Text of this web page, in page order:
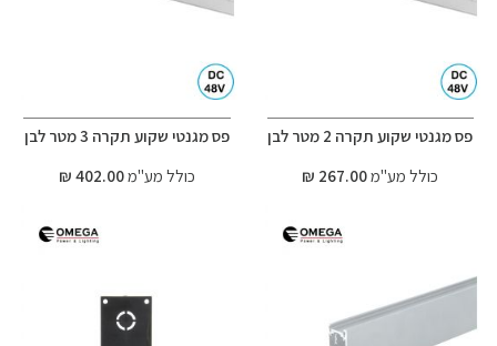
פס מגנטי שקוע תקרה 2 מטר לבן
כולל מע"מ267.00 ₪
פס מגנטי שקוע תקרה 3 מטר לבן
כולל מע"מ402.00 ₪